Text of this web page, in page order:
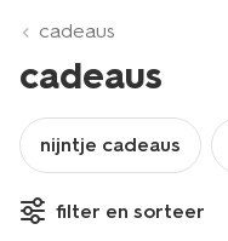
cadeaus
cadeaus
nijntje cadeaus
filter en sorteer